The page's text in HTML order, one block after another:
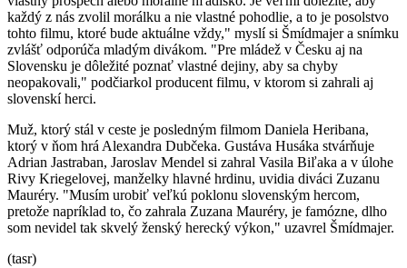
každý z nás zvolil morálku a nie vlastné pohodlie, a to je posolstvo
tohto filmu, ktoré bude aktuálne vždy," myslí si Šmídmajer a snímku
zvlášť odporúča mladým divákom. "Pre mládež v Česku aj na
Slovensku je dôležité poznať vlastné dejiny, aby sa chyby
neopakovali," podčiarkol producent filmu, v ktorom si zahrali aj
slovenskí herci.
Muž, ktorý stál v ceste je posledným filmom Daniela Heribana,
ktorý v ňom hrá Alexandra Dubčeka. Gustáva Husáka stvárňuje
Adrian Jastraban, Jaroslav Mendel si zahral Vasila Biľaka a v úlohe
Rivy Kriegelovej, manželky hlavné hrdinu, uvidia diváci Zuzanu
Mauréry. "Musím urobiť veľkú poklonu slovenským hercom,
pretože napríklad to, čo zahrala Zuzana Mauréry, je famózne, dlho
som nevidel tak skvelý ženský herecký výkon," uzavrel Šmídmajer.
(tasr)